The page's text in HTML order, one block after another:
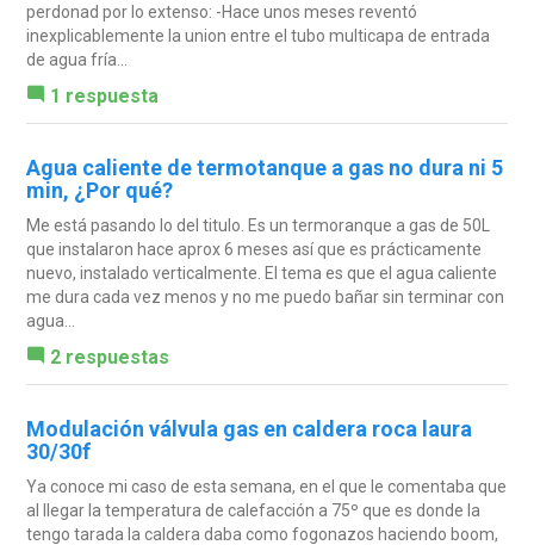
perdonad por lo extenso: -Hace unos meses reventó
inexplicablemente la union entre el tubo multicapa de entrada
de agua fría...
1 respuesta
Agua caliente de termotanque a gas no dura ni 5
min, ¿Por qué?
Me está pasando lo del titulo. Es un termoranque a gas de 50L
que instalaron hace aprox 6 meses así que es prácticamente
nuevo, instalado verticalmente. El tema es que el agua caliente
me dura cada vez menos y no me puedo bañar sin terminar con
agua...
2 respuestas
Modulación válvula gas en caldera roca laura
30/30f
Ya conoce mi caso de esta semana, en el que le comentaba que
al llegar la temperatura de calefacción a 75º que es donde la
tengo tarada la caldera daba como fogonazos haciendo boom,